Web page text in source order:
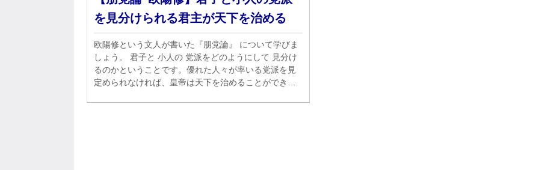
を見分けられる君主が天下を治める
欧陽修という文人が書いた『朋党論』 について学びま
しょう。 君子と 小人の 党派をどのようにして 見分け
るのかということです。優れた人々が率いる党派を見
定められなければ、皇帝は天下を治めることができま